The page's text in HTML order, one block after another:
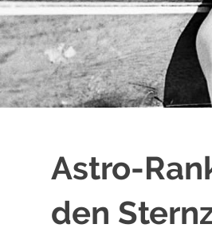
Astro-
den